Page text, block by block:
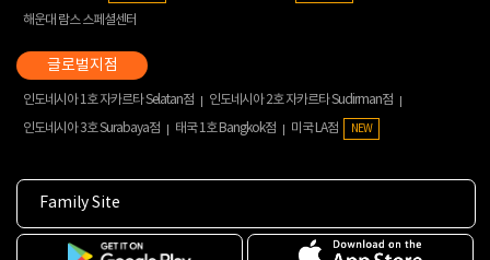
해운대 람스 스페셜센터
인도네시아 1호 자카르타 Selatan점
인도네시아 2호 자카르타 Sudirman점
인도네시아 3호 Surabaya점
태국 1호 Bangkok점 미국 LA점 NEW
Family Site